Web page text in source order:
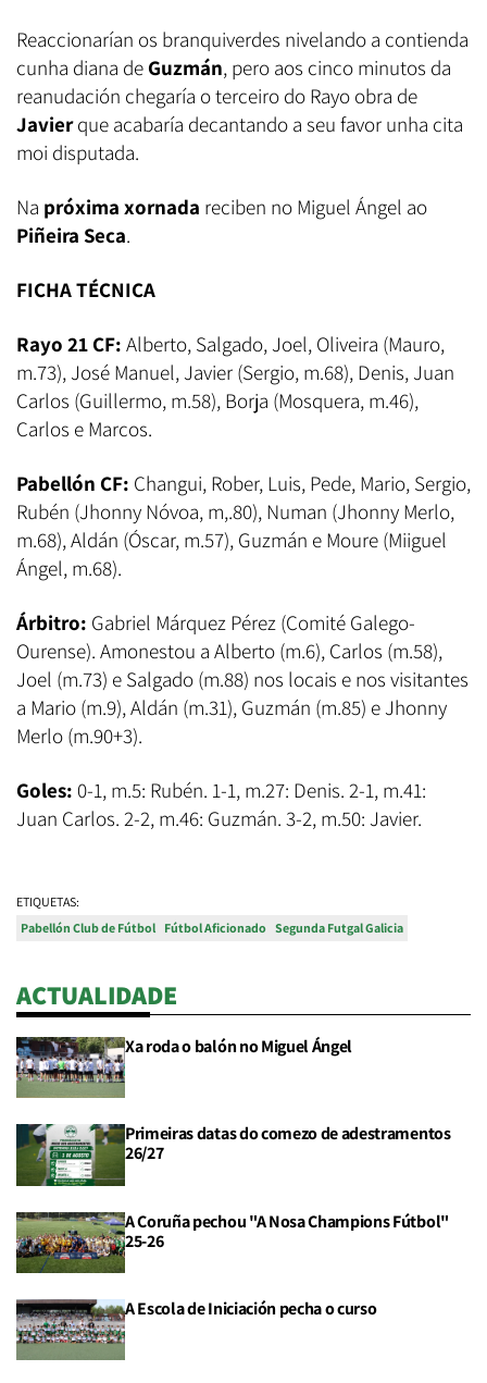
Reaccionarían os branquiverdes nivelando a contienda
cunha diana de Guzmán, pero aos cinco minutos da
reanudación chegaría o terceiro do Rayo obra de
Javierque acabaría decantando a seu favor unha cita
moi disputada.
Na próxima xornada reciben no Miguel Ángel ao
Piñeira Seca.
FICHA TÉCNICA
Rayo 21 CF: Alberto, Salgado, Joel, Oliveira (Mauro,
m.73), José Manuel, Javier (Sergio, m.68), Denis, Juan
Carlos (Guillermo, m.58), Borja (Mosquera, m.46),
Carlos e Marcos.
Pabellón CF: Changui, Rober, Luis, Pede, Mario, Sergio,
Rubén (Jhonny Nóvoa, m,.80), Numan (Jhonny Merlo,
m.68), Aldán (Óscar, m.57), Guzmán e Moure (Miiguel
Ángel, m.68).
Árbitro: Gabriel Márquez Pérez (Comité Galego-
Ourense). Amonestou a Alberto (m.6), Carlos (m.58),
Joel (m.73) e Salgado (m.88) nos locais e nos visitantes
a Mario (m.9), Aldán (m.31), Guzmán (m.85) e Jhonny
Merlo (m.90+3).
Goles: 0-1, m.5: Rubén. 1-1, m.27: Denis. 2-1, m.41:
Juan Carlos. 2-2, m.46: Guzmán. 3-2, m.50: Javier.
ETIQUETAS:
Pabellón Club de Fútbol Fútbol Aficionado Segunda Futgal Galicia
ACTUALIDADE
Xa roda o balón no Miguel Ángel
Primeiras datas do comezo de adestramentos
26/27
A Coruña pechou "A Nosa Champions Fútbol"
25-26
A Escola de Iniciación pecha o curso